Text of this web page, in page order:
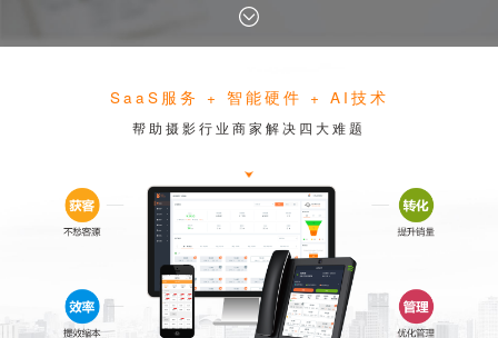
SaaS服务 + 智能硬件 + AI技术
帮助摄影行业商家解决四大难题